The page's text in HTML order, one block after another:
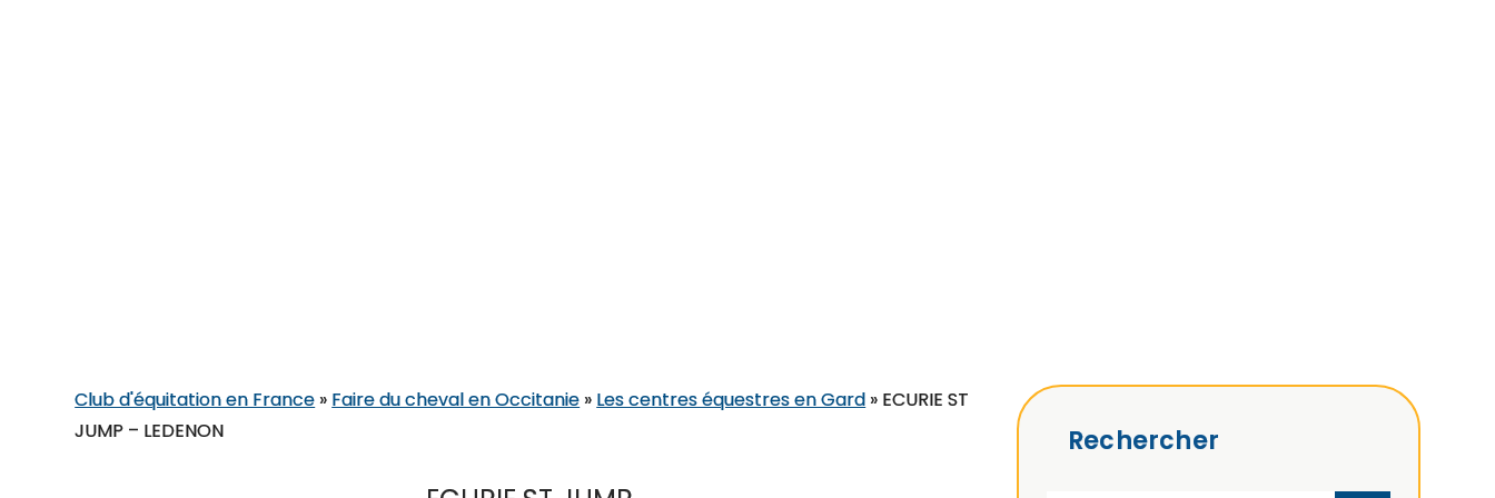
Club d'équitation en France » Faire du cheval en Occitanie » Les centres équestres en Gard » ECURIE ST
JUMP – LEDENON
Rechercher